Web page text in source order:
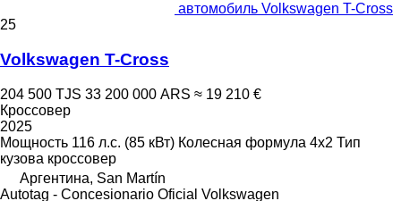
автомобиль Volkswagen T-Cross
25
Volkswagen T-Cross
204 500 TJS 33 200 000 ARS ≈ 19 210 €
Кроссовер
2025
Мощность 116 л.с. (85 кВт) Колесная формула 4x2 Тип
кузова кроссовер
Аргентина, San Martín
Autotag - Concesionario Oficial Volkswagen